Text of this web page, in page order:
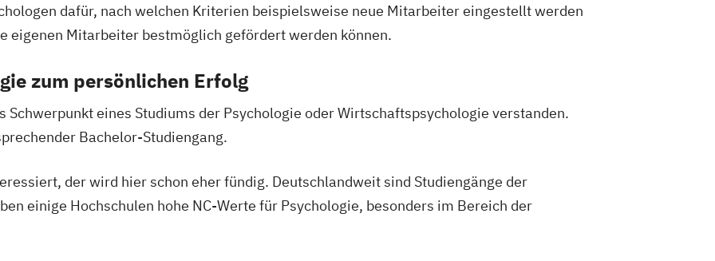
dafür, nach welchen Kriterien beispielsweise neue Mitarbeiter eingestellt werden
eigenen Mitarbeiter bestmöglich gefördert werden können.
zum persönlichen Erfolg
Schwerpunkt eines Studiums der Psychologie oder Wirtschaftspsychologie verstanden.
Bachelor-Studiengang.
der wird hier schon eher fündig. Deutschlandweit sind Studiengänge der
einige Hochschulen hohe NC-Werte für Psychologie, besonders im Bereich der